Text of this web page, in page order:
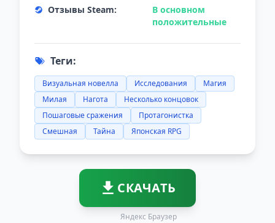
Отзывы Steam:
В основном
положительные
Теги:
Визуальная новелла Исследования
Магия
Милая
Нагота
Несколько концовок
Пошаговые сражения
Протагонистка
Смешная
Тайна Японская RPG
СКАЧАТЬ
Яндекс Браузер